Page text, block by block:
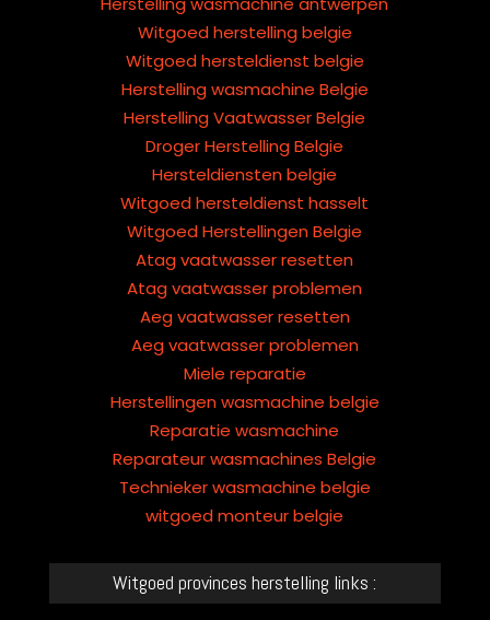
Witgoed herstelling belgie
Witgoed hersteldienst belgie
Herstelling wasmachine Belgie
Herstelling Vaatwasser Belgie
Droger Herstelling Belgie
Hersteldiensten belgie
Witgoed hersteldienst hasselt
Witgoed Herstellingen Belgie
Atag vaatwasser resetten
Atag vaatwasser problemen
Aeg vaatwasser resetten
Aeg vaatwasser problemen
Miele reparatie
Herstellingen wasmachine belgie
Reparatie wasmachine
Reparateur wasmachines Belgie
Technieker wasmachine belgie
witgoed monteur belgie
Witgoed provinces herstelling links :